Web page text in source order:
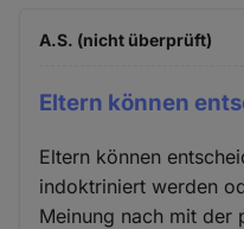
A.S. (nicht überprüft)
Eltern können
Eltern können
indoktriniert werden
Meinung nach mit der